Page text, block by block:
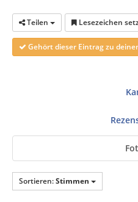
Teilen Lesezeichen
Gehört dieser Eintrag zu
Sortieren:Stimmen